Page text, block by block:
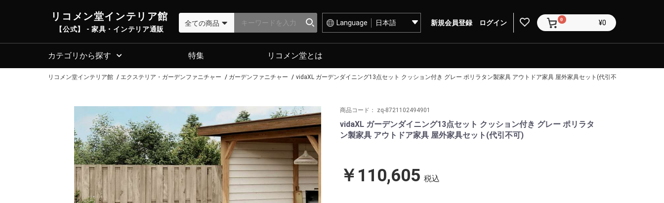
リコメン堂インテリア館
【公式】 - 家具・インテリア通販
Language 新規会員登録 ログイン 0 ¥0
カテゴリから探す 特集 リコメン堂とは
リコメン堂インテリア館 エクステリア・ガーデンファニチャー ガーデンファニチャー vidaXL ガーデンダイニング13点セット クッション付き グレー ポリラタン製家具 アウトドア家具 屋外家具セット(代引不可)
商品コード： zq-8721102494901
vidaXL ガーデンダイニング13点セット クッション付き グレー ポリラタ
ン製家具 アウトドア家具 屋外家具セット(代引不可)
￥110,605 税込